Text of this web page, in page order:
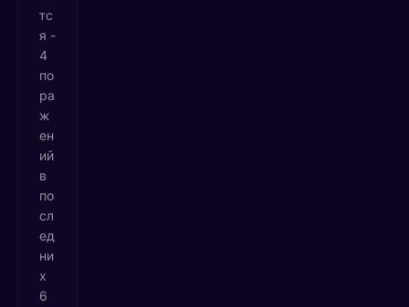
тс
я -
4
по
ра
ж
ен
ий
в
по
сл
ед
ни
х
6